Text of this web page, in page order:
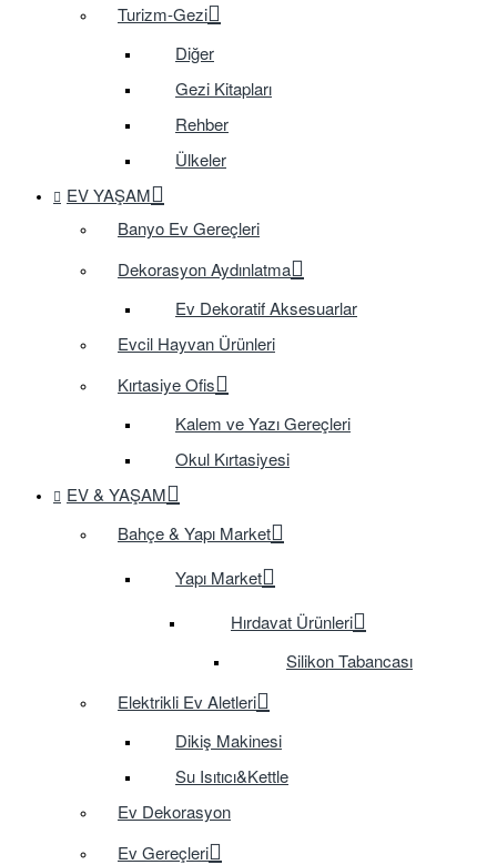
Turizm-Gezi
Diğer
Gezi Kitapları
Rehber
Ülkeler
EV YAŞAM
Banyo Ev Gereçleri
Dekorasyon Aydınlatma
Ev Dekoratif Aksesuarlar
Evcil Hayvan Ürünleri
Kırtasiye Ofis
Kalem ve Yazı Gereçleri
Okul Kırtasiyesi
EV & YAŞAM
Bahçe & Yapı Market
Yapı Market
Hırdavat Ürünleri
Silikon Tabancası
Elektrikli Ev Aletleri
Dikiş Makinesi
Su Isıtıcı&Kettle
Ev Dekorasyon
Ev Gereçleri